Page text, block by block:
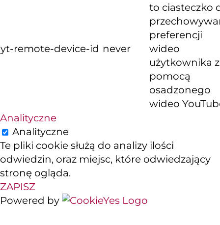
yt-remote-device-id never
to ciasteczko
preferencji
wideo
użytkownika
pomocą
osadzonego
wideo
Analityczne
Analityczne
Te pliki cookie służą do analizy ilości
odwiedzin, oraz miejsc, które odwiedzający
stronę ogląda.
ZAPISZ
Powered by